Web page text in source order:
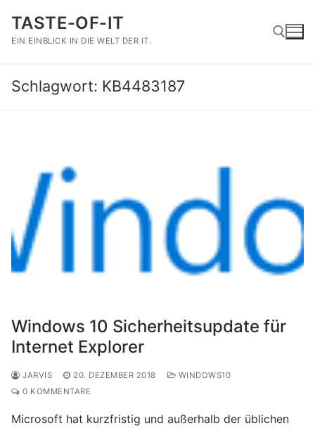
Inhalt
springen
TASTE-OF-IT
EIN EINBLICK IN DIE WELT DER IT.
Suchen nach:
Schlagwort: KB4483187
Windows 10 Sicherheitsupdate für
Internet Explorer
JARVIS 20. DEZEMBER 2018
WINDOWS10
0 KOMMENTARE
Microsoft hat kurzfristig und außerhalb der üblichen